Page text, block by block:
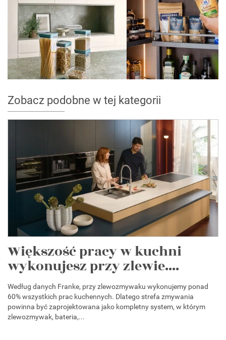
Zobacz podobne w tej kategorii
Większość pracy w kuchni
wykonujesz przy zlewie....
Według danych Franke, przy zlewozmywaku wykonujemy ponad
60% wszystkich prac kuchennych. Dlatego strefa zmywania
powinna być zaprojektowana jako kompletny system, w którym
zlewozmywak, bateria,...